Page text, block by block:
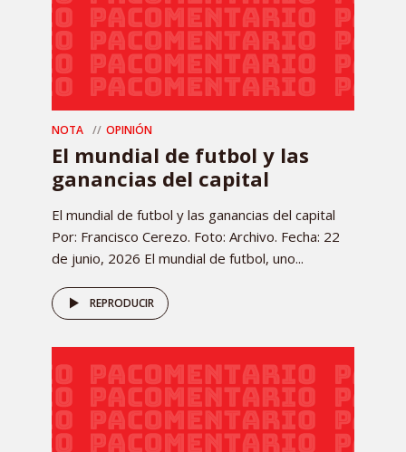
NOTA OPINIÓN
El mundial de futbol y las
ganancias del capital
El mundial de futbol y las ganancias del capital
Por: Francisco Cerezo. Foto: Archivo. Fecha: 22
de junio, 2026 El mundial de futbol, uno...
REPRODUCIR